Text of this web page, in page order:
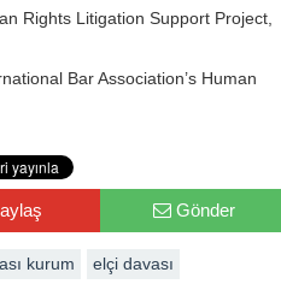
Rights Litigation Support Project,
Bar Association’s Human
Gönder
kurum elçi davası